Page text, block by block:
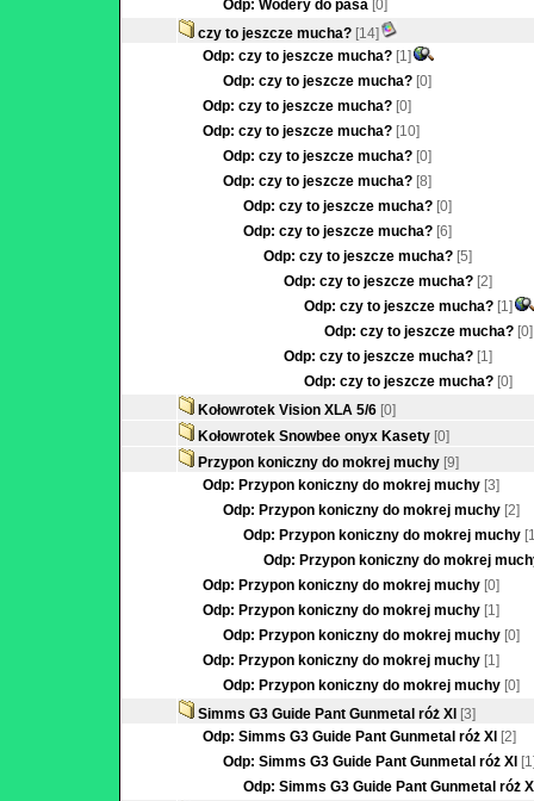
Odp: Wodery do pasa [0]
czy to jeszcze mucha? [14]
Odp: czy to jeszcze mucha? [1]
Odp: czy to jeszcze mucha? [0]
Odp: czy to jeszcze mucha? [0]
Odp: czy to jeszcze mucha? [10]
Odp: czy to jeszcze mucha? [0]
Odp: czy to jeszcze mucha? [8]
Odp: czy to jeszcze mucha? [0]
Odp: czy to jeszcze mucha? [6]
Odp: czy to jeszcze mucha? [5]
Odp: czy to jeszcze mucha? [2]
Odp: czy to jeszcze mucha? [1]
Odp: czy to jeszcze mucha? [0]
Odp: czy to jeszcze mucha? [1]
Odp: czy to jeszcze mucha? [0]
Kołowrotek Vision XLA 5/6 [0]
Kołowrotek Snowbee onyx Kasety [0]
Przypon koniczny do mokrej muchy [9]
Odp: Przypon koniczny do mokrej muchy [3]
Odp: Przypon koniczny do mokrej muchy [2]
Odp: Przypon koniczny do mokrej muchy
Odp: Przypon koniczny do mokrej
Odp: Przypon koniczny do mokrej muchy [0]
Odp: Przypon koniczny do mokrej muchy [1]
Odp: Przypon koniczny do mokrej muchy [0]
Odp: Przypon koniczny do mokrej muchy [1]
Odp: Przypon koniczny do mokrej muchy [0]
Simms G3 Guide Pant Gunmetal róż Xl [3]
Odp: Simms G3 Guide Pant Gunmetal róż Xl [2]
Odp: Simms G3 Guide Pant Gunmetal róż Xl
Odp: Simms G3 Guide Pant Gunmetal róż